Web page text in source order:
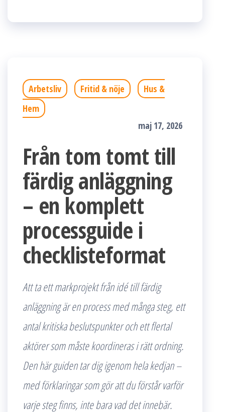
Arbetsliv Fritid & nöje
Hus &
Hem
maj 17, 2026
Från tom tomt till
färdig anläggning
– en komplett
processguide i
checklisteformat
Att ta ett markprojekt från idé till färdig
anläggning är en process med många steg, ett
antal kritiska beslutspunkter och ett flertal
aktörer som måste koordineras i rätt ordning.
Den här guiden tar dig igenom hela kedjan –
med förklaringar som gör att du förstår varför
varje steg finns, inte bara vad det innebär.